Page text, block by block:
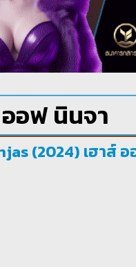
อฟ นินจา
(2024) เฮาส์